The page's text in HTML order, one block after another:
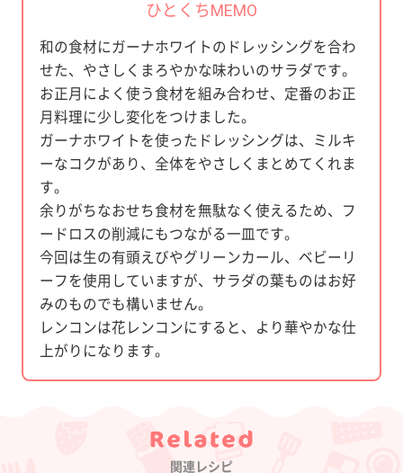
ひとくちMEMO
和の食材にガーナホワイトのドレッシングを合わ
せた、やさしくまろやかな味わいのサラダです。
お正月によく使う食材を組み合わせ、定番のお正
月料理に少し変化をつけました。
ガーナホワイトを使ったドレッシングは、ミルキ
ーなコクがあり、全体をやさしくまとめてくれま
す。
余りがちなおせち食材を無駄なく使えるため、フ
ードロスの削減にもつながる一皿です。
今回は生の有頭えびやグリーンカール、ベビーリ
ーフを使用していますが、サラダの葉ものはお好
みのものでも構いません。
レンコンは花レンコンにすると、より華やかな仕
上がりになります。
Category
関連レシピ